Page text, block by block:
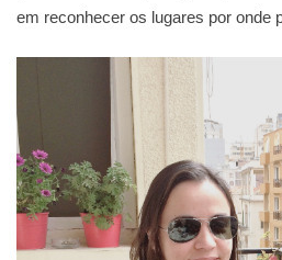
em reconhecer os lugares por onde